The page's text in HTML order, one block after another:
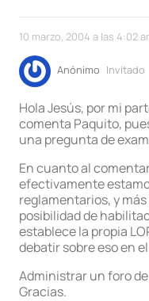
10 marzo, 2004 a las 4:02
Anónimo Invitado
Hola Jesús, por mi
comenta Paquito,
una pregunta de
En cuanto al
efectivamente
reglamentarios, y
posibilidad de
establece la propia
debatir sobre eso en
Administrar un foro
Gracias.